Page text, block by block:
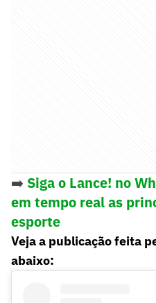
➡️ Siga o Lance! no
em tempo real as
esporte
Veja a publicação feita
abaixo: